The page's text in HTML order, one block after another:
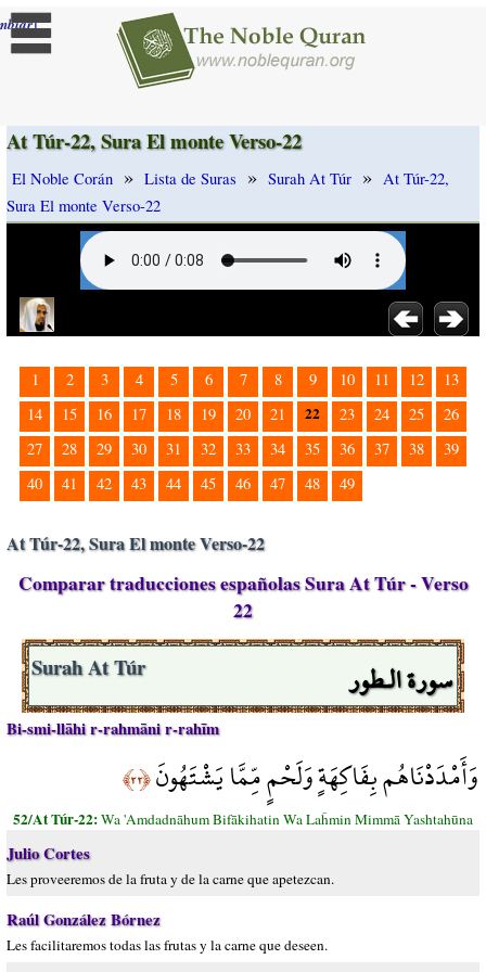
]
At Túr-22, Sura El monte Verso-22
El Noble Corán » Lista de Suras » Surah At Túr » At Túr-22,
Sura El monte Verso-22
1 2 3 4 5 6 7 8 9 10 11 12
13
14
15 16 17 18 19 20 21 22 23 24 25
26
27
28 29 30 31 32 33 34 35 36 37 38
39
40
41 42 43 44 45 46 47 48 49
At Túr-22, Sura El monte Verso-22
Comparar traducciones españolas Sura At Túr - Verso
22
سورة الـطور Surah At Túr
Bi-smi-llāhi r-rahmāni r-rahīm
وَأَمْدَدْنَاهُم بِفَاكِهَةٍ وَلَحْمٍ مِّمَّا يَشْتَهُونَ﴿٢٢﴾
52/At Túr-22:Wa 'Amdadnāhum Bifākihatin Wa Laĥmin Mimmā Yashtahūna
Julio Cortes
Les proveeremos de la fruta y de la carne que apetezcan.
Raúl González Bórnez
Les facilitaremos todas las frutas y la carne que deseen.